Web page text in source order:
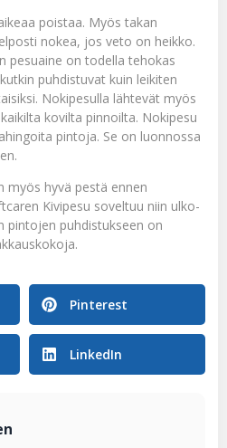
poistaa. Myös takan
nokea, jos veto on heikko.
pesuaine on todella tehokas
puhdistuvat kuin leikiten
Nokipesulla lähtevät myös
kovilta pinnoilta. Nokipesu
pintoja. Se on luonnossa
myös hyvä pestä ennen
Kivipesu soveltuu niin ulko-
pintojen puhdistukseen on
Pinterest
LinkedIn